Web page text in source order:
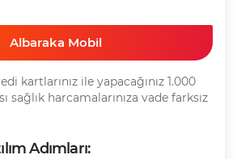
Albaraka Mobil
kartlarınız ile yapacağınız 1.000
sağlık harcamalarınıza vade farksız
Adımları: